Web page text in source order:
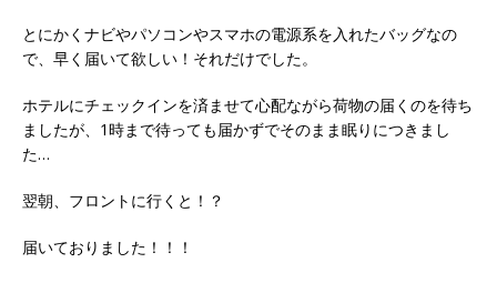
とにかくナビやパソコンやスマホの電源系を入れたバッグなの
で、早く届いて欲しい！それだけでした。
ホテルにチェックインを済ませて心配ながら荷物の届くのを待ち
ましたが、1時まで待っても届かずでそのまま眠りにつきまし
た…
翌朝、フロントに行くと！？
届いておりました！！！